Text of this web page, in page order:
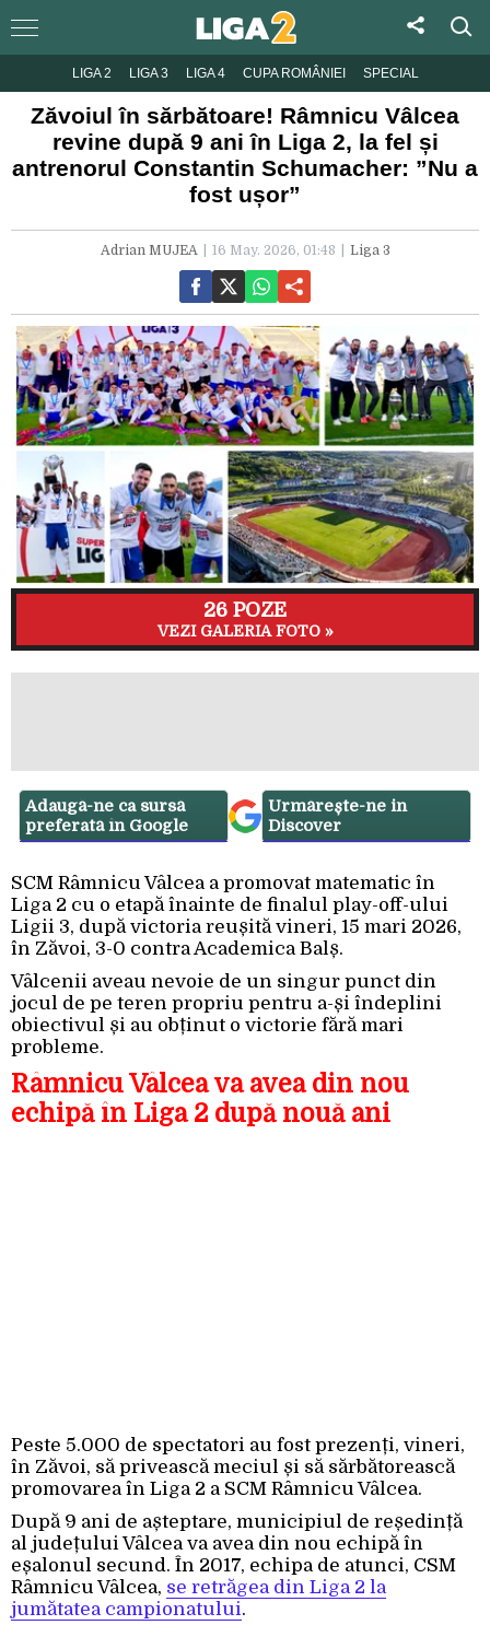
LIGA 2 LIGA 3 LIGA 4 CUPA ROMÂNIEI SPECIAL
Zăvoiul în sărbătoare! Râmnicu Vâlcea
revine după 9 ani în Liga 2, la fel și
antrenorul Constantin Schumacher: ”Nu a
fost ușor”
Adrian MUJEA 16 May. 2026, 01:48 Liga 3
26 POZE
VEZI GALERIA FOTO »
Adaugă-ne ca sursă
preferată în Google
Urmărește-ne in
Discover
SCM Râmnicu Vâlcea a promovat matematic în
Liga 2 cu o etapă înainte de finalul play-off-ului
Ligii 3, după victoria reușită vineri, 15 mari 2026,
în Zăvoi, 3-0 contra Academica Balș.
Vâlcenii aveau nevoie de un singur punct din
jocul de pe teren propriu pentru a-și îndeplini
obiectivul și au obținut o victorie fără mari
probleme.
Râmnicu Vâlcea va avea din nou
echipă în Liga 2 după nouă ani
Peste 5.000 de spectatori au fost prezenți, vineri,
în Zăvoi, să privească meciul și să sărbătorească
promovarea în Liga 2 a SCM Râmnicu Vâlcea.
După 9 ani de așteptare, municipiul de reședință
al județului Vâlcea va avea din nou echipă în
eșalonul secund. În 2017, echipa de atunci, CSM
Râmnicu Vâlcea, se retrăgea din Liga 2 la
jumătatea campionatului.